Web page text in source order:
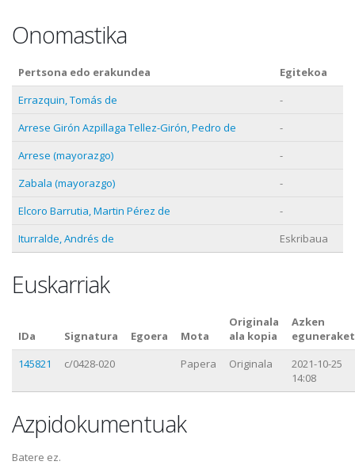
Onomastika
Pertsona edo erakundea
Egitekoa
Errazquin, Tomás de
-
Arrese Girón Azpillaga Tellez-Girón, Pedro de
-
Arrese (mayorazgo)
-
Zabala (mayorazgo)
-
Elcoro Barrutia, Martin Pérez de
-
Iturralde, Andrés de
Eskribaua
Euskarriak
IDa Signatura Egoera Mota
Originala
ala kopia
Azken
145821
c/0428-020 Papera Originala
2021-10-25
14:08
Azpidokumentuak
Batere ez.